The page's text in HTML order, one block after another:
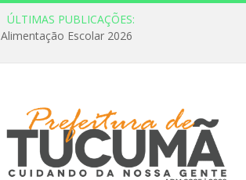
ÚLTIMAS PUBLICAÇÕES:
Alimentação Escolar 2026